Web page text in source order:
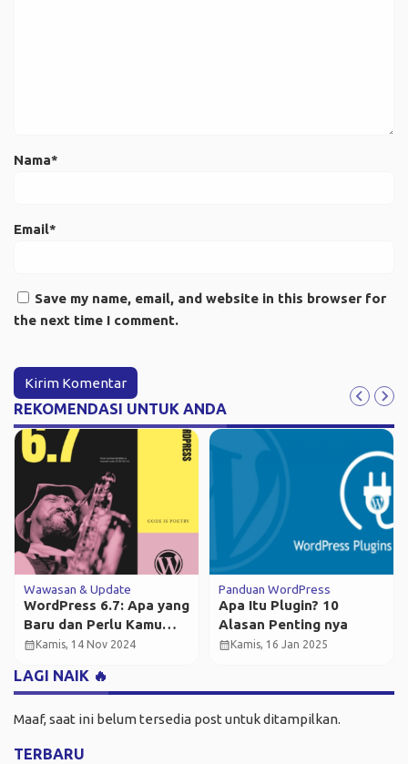
Nama*
Email*
Save my name, email, and website in this browser for
the next time I comment.
REKOMENDASI UNTUK ANDA
Wawasan & Update
WordPress 6.7: Apa yang
Baru dan Perlu Kamu
Tahu?
calendar_month Kamis, 14 Nov 2024
Panduan WordPress
Apa Itu Plugin? 10
Alasan Penting nya
calendar_month Kamis, 16 Jan 2025
LAGI NAIK 🔥
Maaf, saat ini belum tersedia post untuk ditampilkan.
TERBARU